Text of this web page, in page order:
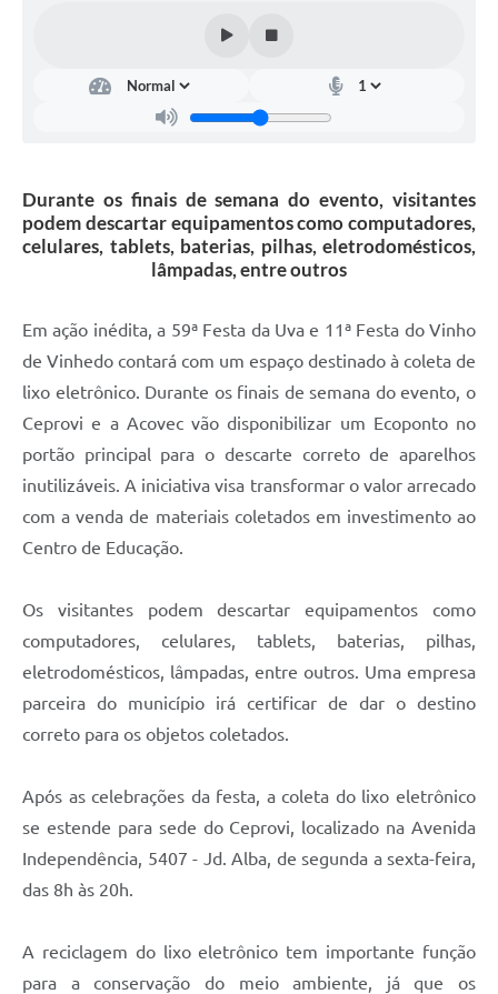
Sistema de Protocolo
Listagem dos CEPs de Vinhedo
Acesso à Informação
Contratos
Associação dos Servidores Públicos Municipais de
Vinhedo
Audiências Públicas
Carta de Serviços
Arquivos para Download
Contas Públicas
Links Úteis
Durante os finais de semana do evento, visitantes
podem descartar equipamentos como computadores,
celulares, tablets, baterias, pilhas, eletrodomésticos,
lâmpadas, entre outros
Em ação inédita, a 59ª Festa da Uva e 11ª Festa do Vinho
de Vinhedo contará com um espaço destinado à coleta de
lixo eletrônico. Durante os finais de semana do evento, o
Ceprovi e a Acovec vão disponibilizar um Ecoponto no
portão principal para o descarte correto de aparelhos
inutilizáveis. A iniciativa visa transformar o valor arrecado
com a venda de materiais coletados em investimento ao
Centro de Educação.
Os visitantes podem descartar equipamentos como
computadores, celulares, tablets, baterias, pilhas,
eletrodomésticos, lâmpadas, entre outros. Uma empresa
parceira do município irá certificar de dar o destino
correto para os objetos coletados.
Após as celebrações da festa, a coleta do lixo eletrônico
se estende para sede do Ceprovi, localizado na Avenida
Independência, 5407 - Jd. Alba, de segunda a sexta-feira,
das 8h às 20h.
A reciclagem do lixo eletrônico tem importante função
para a conservação do meio ambiente, já que os